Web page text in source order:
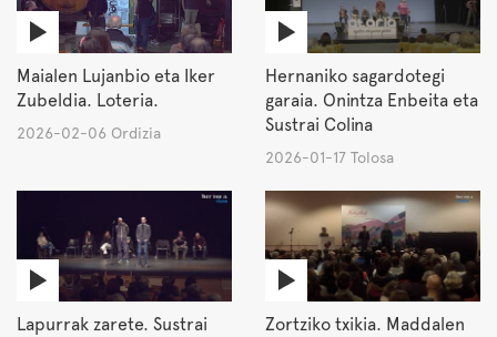
Maialen Lujanbio eta Iker
Zubeldia. Loteria.
2026-02-06 Ordizia
Hernaniko sagardotegi
garaia. Onintza Enbeita eta
Sustrai Colina
2026-01-17 Tolosa
Lapurrak zarete. Sustrai
Zortziko txikia. Maddalen